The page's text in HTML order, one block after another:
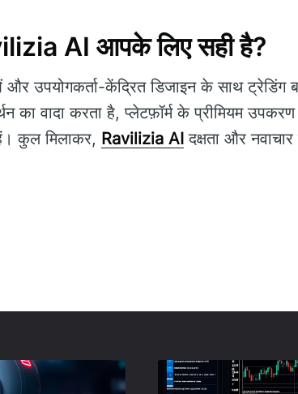
AI आपके लिए सही है?
उपयोगकर्ता-केंद्रित डिजाइन के साथ ट्रेडिंग
का वादा करता है, प्लेटफ़ॉर्म के प्रीमियम
कुल मिलाकर, Ravilizia AI दक्षता और